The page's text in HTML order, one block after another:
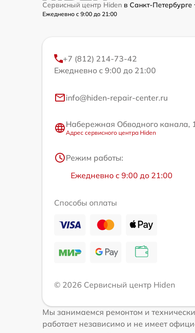
Сервисный центр Hiden в Санкт-Петербурге
Ежедневно с 9:00 до 21:00
+7 (812) 214-73-42
Ежедневно с 9:00 до 21:00
info@hiden-repair-center.ru
Набережная Обводного канала,
Адрес сервисного центра Hiden
Режим работы:
Ежедневно с 9:00 до 21:00
Способы оплаты
© 2026 Сервисный центр Hiden
Мы занимаемся ремонтом и
работает независимо и не имеет